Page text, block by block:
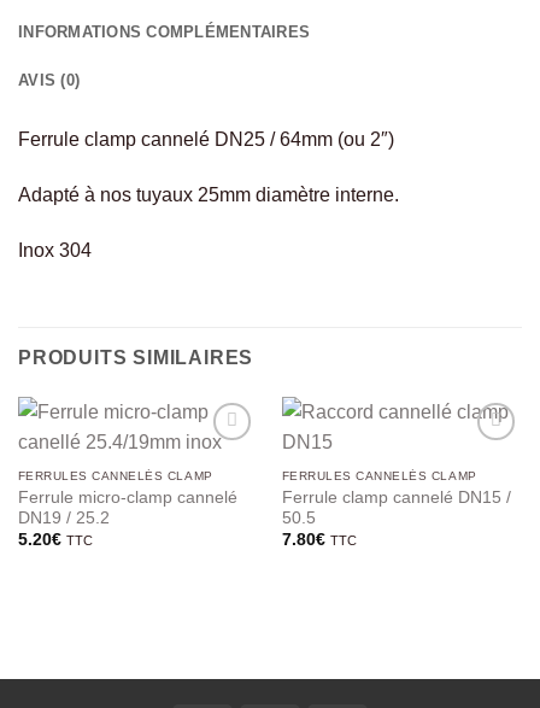
INFORMATIONS COMPLÉMENTAIRES
AVIS (0)
Ferrule clamp cannelé DN25 / 64mm (ou 2″)
Adapté à nos tuyaux 25mm diamètre interne.
Inox 304
PRODUITS SIMILAIRES
FERRULES CANNELÉS CLAMP
Ferrule micro-clamp cannelé
DN19 / 25.2
5.20€ TTC
FERRULES CANNELÉS CLAMP
Ferrule clamp cannelé DN15 /
50.5
7.80€ TTC